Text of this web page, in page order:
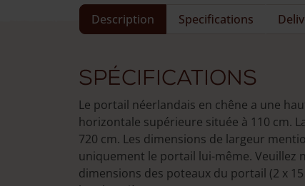
plusieurs
variations.
peuvent
être
choisies
sur
la
page
Description Specifications
Spécifications
Le portail néerlandais en chêne a une
horizontale supérieure située à 110 cm.
720 cm. Les dimensions de largeur
uniquement le portail lui-même. Veuillez
dimensions des poteaux du portail (2 x